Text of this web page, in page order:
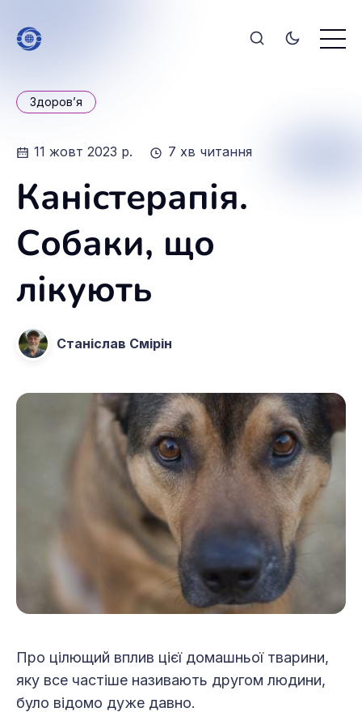
Здоров’я
11 жовт 2023 р. 7 хв читання
Каністерапія.
Собаки, що
лікують
Станіслав Смірін
Про цілющий вплив цієї домашньої тварини,
яку все частіше називають другом людини,
було відомо дуже давно.